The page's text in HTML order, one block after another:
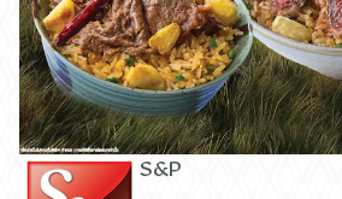
S&P